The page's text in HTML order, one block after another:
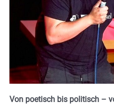
Von poetisch bis politisch –